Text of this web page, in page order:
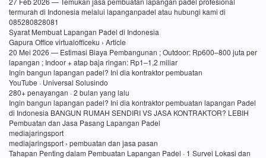
termurah di Indonesia melalui lapanganpadel atau hubungi kami di
085280828081
Syarat Membuat Lapangan Padel di Indonesia
Gapura Office virtualofficeku › Article
20 Mei 2026 — Estimasi Biaya Pembangunan ; Outdoor: Rp600–800 juta per
lapangan ; Indoor + atap baja ringan: Rp1–1,2 miliar
Ingin bangun lapangan padel? Ini dia kontraktor pembuatan
YouTube · Universal Solusindo
280+ penayangan · 2 bulan yang lalu
Ingin bangun lapangan padel? Ini dia kontraktor pembuatan lapangan Padel
di Indonesia BANGUN RUMAH SENDIRI VS JASA KONTRAKTOR? LEBIH
Pembuatan dan Jasa Pasang Lapangan Padel
mediajaringsport
mediajaringsport › pembuatan dan jasa pasan
Tahapan Penting dalam Pembuatan Lapangan Padel · 1 Survei Lokasi dan